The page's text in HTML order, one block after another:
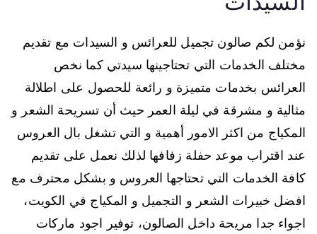
نؤمن لكم صالون تجميل للعرائس و السيدات مع تقديم
مختلف الخدمات التي تحتاجينها سيدتي كما نخص
العرائس بخدمات متميزة و رائعة للحصول على اطلالة
مثالية و مشرقة في ليلة العمر حيث أن تسريحة الشعر و
المكياج من اكثر الامور أهمية و التي تشغل بال العروس
عند اقتراب موعد حفلة زفافها لذلك نعمل على تقديم
كافة الخدمات التي تحتاجها العروس و بشكل محترف مع
افضل خبيرات الشعر و التجميل و المكياج في الكويت،
اجواء جدا مريحة داخل الصالون، توفير اجود ماركات